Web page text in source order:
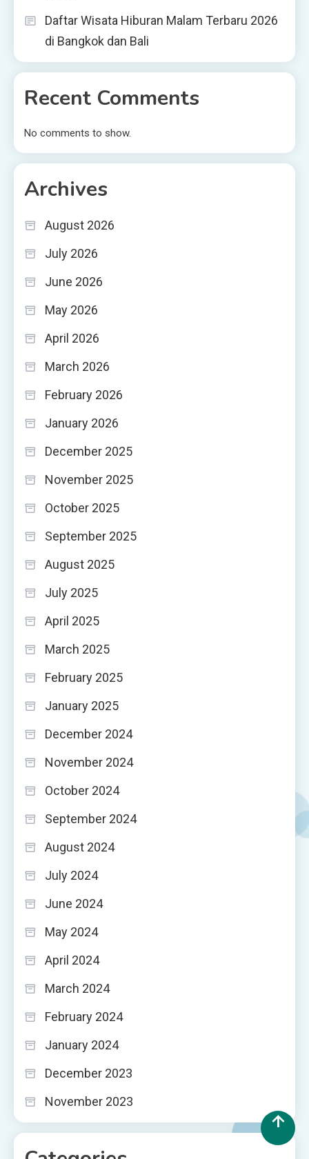
Daftar Wisata Hiburan Malam Terbaru 2026
di Bangkok dan Bali
Recent Comments
No comments to show.
Archives
August 2026
July 2026
June 2026
May 2026
April 2026
March 2026
February 2026
January 2026
December 2025
November 2025
October 2025
September 2025
August 2025
July 2025
April 2025
March 2025
February 2025
January 2025
December 2024
November 2024
October 2024
September 2024
August 2024
July 2024
June 2024
May 2024
April 2024
March 2024
February 2024
January 2024
December 2023
November 2023